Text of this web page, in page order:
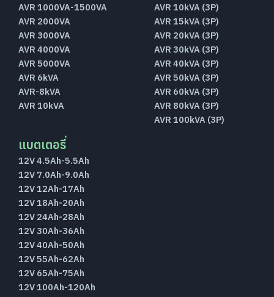
AVR 1000VA-1500VA
AVR 2000VA
AVR 3000VA
AVR 4000VA
AVR 5000VA
AVR 6kVA
AVR-8kVA
AVR 10kVA
AVR 10kVA (3P)
AVR 15kVA (3P)
AVR 20kVA (3P)
AVR 30kVA (3P)
AVR 40kVA (3P)
AVR 50kVA (3P)
AVR 60kVA (3P)
AVR 80kVA (3P)
AVR 100kVA (3P)
แบตเตอรี่
12V 4.5Ah-5.5Ah
12V 7.0Ah-9.0Ah
12V 12Ah-17Ah
12V 18Ah-20Ah
12V 24Ah-28Ah
12V 30Ah-36Ah
12V 40Ah-50Ah
12V 55Ah-62Ah
12V 65Ah-75Ah
12V 100Ah-120Ah